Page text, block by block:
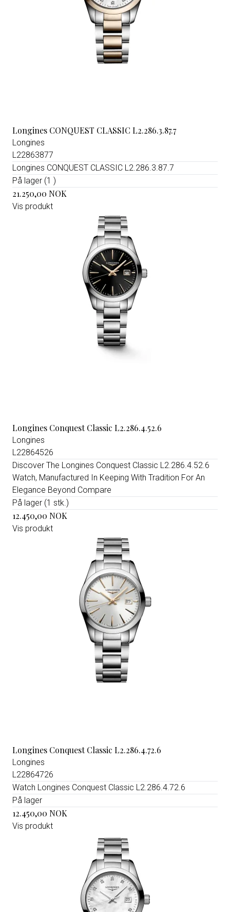
Longines CONQUEST CLASSIC L2.286.3.87.7
Longines
L22863877
Longines CONQUEST CLASSIC L2.286.3.87.7
På lager (1 )
21.250,00 NOK
Vis produkt
Longines Conquest Classic L2.286.4.52.6
Longines
L22864526
Discover The Longines Conquest Classic L2.286.4.52.6
Watch, Manufactured In Keeping With Tradition For An
Elegance Beyond Compare
På lager (1 stk.)
12.450,00 NOK
Vis produkt
Longines Conquest Classic L2.286.4.72.6
Longines
L22864726
Watch Longines Conquest Classic L2.286.4.72.6
På lager
12.450,00 NOK
Vis produkt